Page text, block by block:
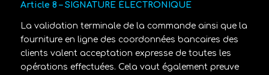
Article 8 – SIGNATURE ÉLECTRONIQUE
La validation terminale de la commande ainsi que la
fourniture en ligne des coordonnées bancaires des
clients valent acceptation expresse de toutes les
opérations effectuées. Cela vaut également preuve